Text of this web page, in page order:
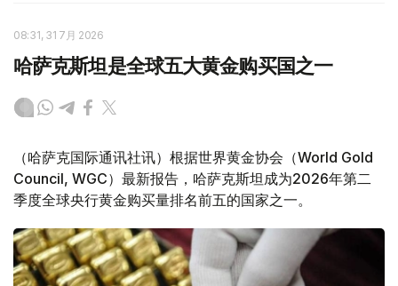
08:31, 31 7月 2026
哈萨克斯坦是全球五大黄金购买国之一
（哈萨克国际通讯社讯）根据世界黄金协会（World Gold
Council, WGC）最新报告，哈萨克斯坦成为2026年第二
季度全球央行黄金购买量排名前五的国家之一。